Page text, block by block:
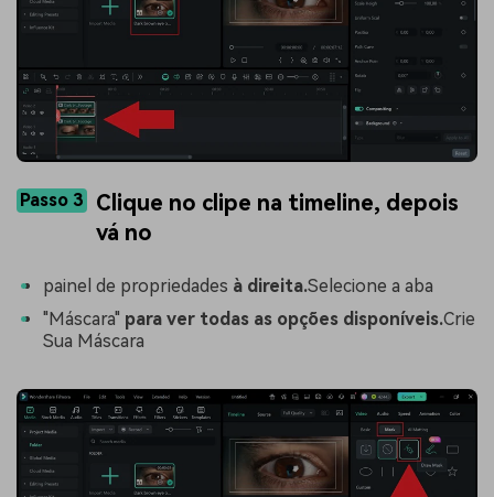
Passo 3
Clique no clipe na timeline, depois
vá no
painel de propriedades à direita.Selecione a aba
"Máscara" para ver todas as opções disponíveis.Crie
Sua Máscara